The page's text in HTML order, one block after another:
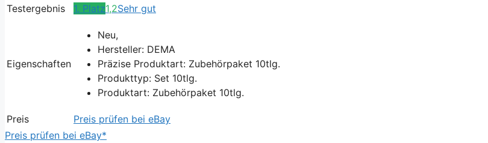
Testergebnis
1. Platz1,2Sehr gut
Eigenschaften
Neu,
Hersteller: DEMA
Präzise Produktart: Zubehörpaket 10tlg.
Produkttyp: Set 10tlg.
Produktart: Zubehörpaket 10tlg.
Preis
Preis prüfen bei eBay
Preis prüfen bei eBay*